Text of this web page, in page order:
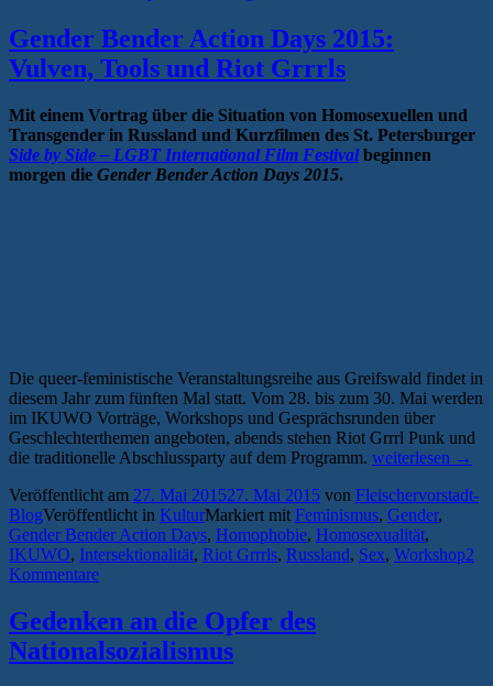
Gender Bender Action Days 2015:
Vulven, Tools und Riot Grrrls
Mit einem Vortrag über die Situation von Homosexuellen und
Transgender in Russland und Kurzfilmen des St. Petersburger
Side by Side – LGBT International Film Festivalbeginnen
morgen die Gender Bender Action Days 2015.
Die queer-feministische Veranstaltungsreihe aus Greifswald findet in
diesem Jahr zum fünften Mal statt. Vom 28. bis zum 30. Mai werden
im IKUWO Vorträge, Workshops und Gesprächsrunden über
Geschlechterthemen angeboten, abends stehen Riot Grrrl Punk und
die traditionelle Abschlussparty auf dem Programm. „Gender
Action
Days
2015:
Vulven,
weiterlesen →
Veröffentlicht am 27. Mai 201527. Mai 2015 von Fleischervorstadt-
BlogVeröffentlicht in KulturMarkiert mit Feminismus, Gender,
Gender Bender Action Days, Homophobie, Homosexualität,
IKUWO, Intersektionalität, Riot Grrrls, Russland, Sex, Workshop2
Kommentare
Gedenken an die Opfer des
Nationalsozialismus